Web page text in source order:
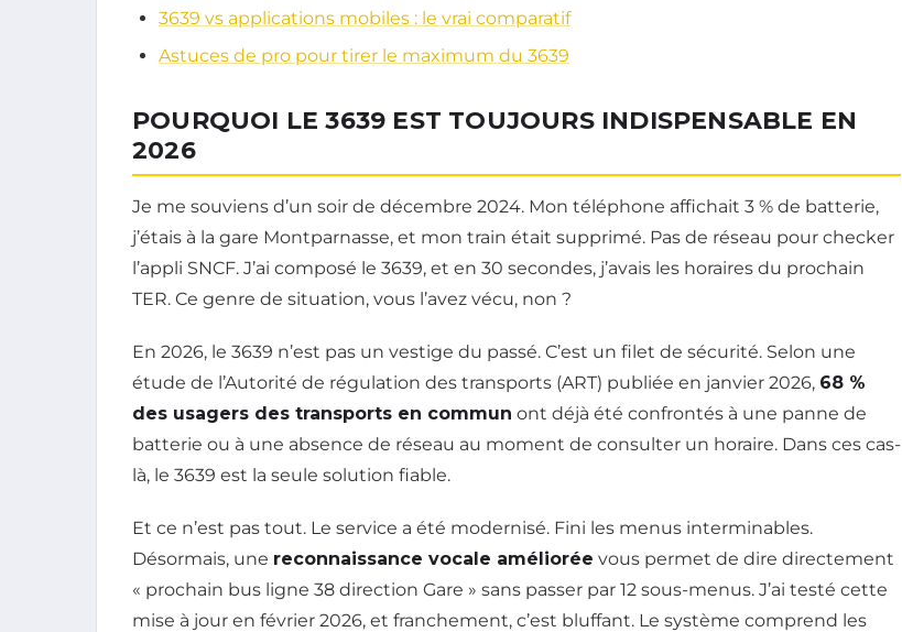
3639 vs applications mobiles : le vrai comparatif
Astuces de pro pour tirer le maximum du 3639
POURQUOI LE 3639 EST TOUJOURS INDISPENSABLE EN
2026
Je me souviens d’un soir de décembre 2024. Mon téléphone affichait 3 % de batterie,
j’étais à la gare Montparnasse, et mon train était supprimé. Pas de réseau pour checker
l’appli SNCF. J’ai composé le 3639, et en 30 secondes, j’avais les horaires du prochain
TER. Ce genre de situation, vous l’avez vécu, non ?
En 2026, le 3639 n’est pas un vestige du passé. C’est un filet de sécurité. Selon une
étude de l’Autorité de régulation des transports (ART) publiée en janvier 2026, 68 %
des usagers des transports en commun ont déjà été confrontés à une panne de
batterie ou à une absence de réseau au moment de consulter un horaire. Dans ces cas-
là, le 3639 est la seule solution fiable.
Et ce n’est pas tout. Le service a été modernisé. Fini les menus interminables.
Désormais, une reconnaissance vocale améliorée vous permet de dire directement
« prochain bus ligne 38 direction Gare » sans passer par 12 sous-menus. J’ai testé cette
mise à jour en février 2026, et franchement, c’est bluffant. Le système comprend les